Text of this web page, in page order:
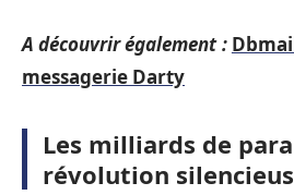
A découvrir également :
messagerie Darty
Les milliards de
révolution